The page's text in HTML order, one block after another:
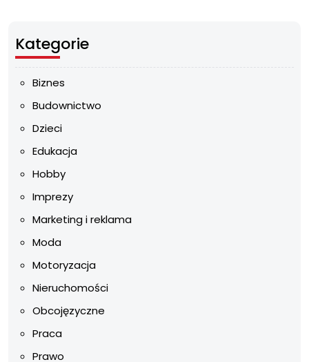
Kategorie
Biznes
Budownictwo
Dzieci
Edukacja
Hobby
Imprezy
Marketing i reklama
Moda
Motoryzacja
Nieruchomości
Obcojęzyczne
Praca
Prawo